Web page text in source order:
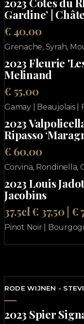
2023 Côtes du
Gardine’ |
€ 40,00
Grenache, Syrah,
2023 Fleurie
Melinand
€ 55,00
Gamay | Beaujolais |
2023
Ripasso
€ 60,00
Corvina, Rondinella,
2023 Louis
Jacobins
37.5cl € 37,50 | €
Pinot Noir |
RODE WIJNEN -
2023 Spier